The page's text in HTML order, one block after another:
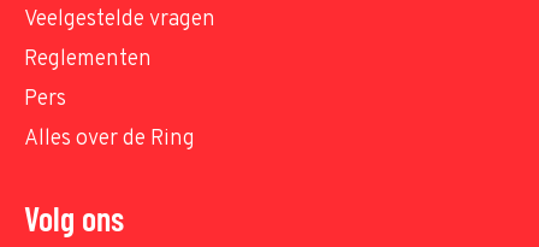
Veelgestelde vragen
Reglementen
Pers
Alles over de Ring
Volg ons